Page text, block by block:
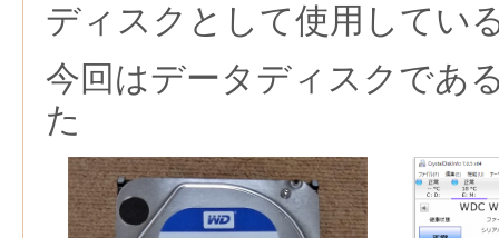
ディスクとして使用してい
今回はデータディスクであ
た